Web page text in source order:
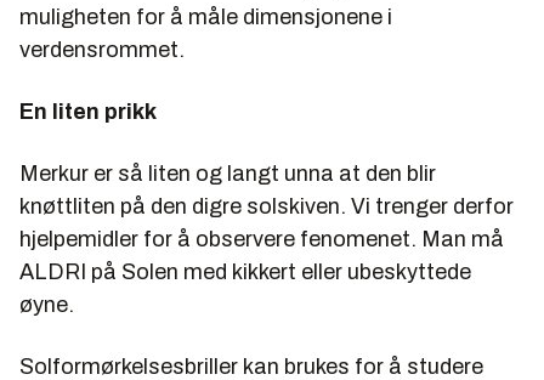
muligheten for å måle dimensjonene i
verdensrommet.
En liten prikk
Merkur er så liten og langt unna at den blir
knøttliten på den digre solskiven. Vi trenger derfor
hjelpemidler for å observere fenomenet. Man må
ALDRI på Solen med kikkert eller ubeskyttede
øyne.
Solformørkelsesbriller kan brukes for å studere